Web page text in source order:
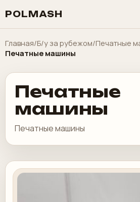
POLMASH
Главная/Б/у за рубежом/Печатные
Печатные машины
Печатные
машины
Печатные машины